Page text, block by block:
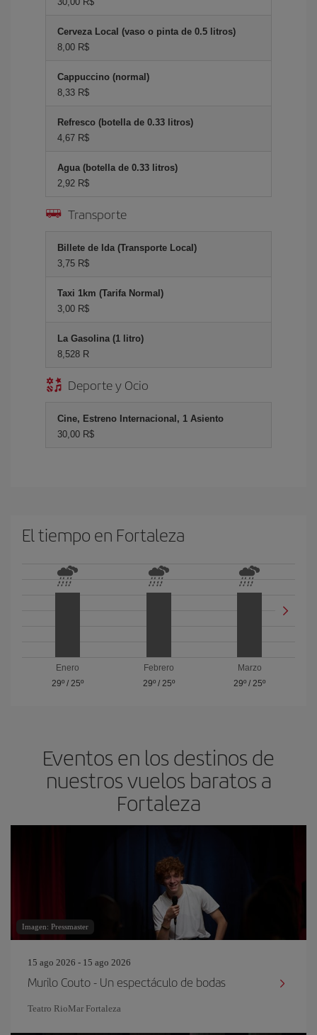
Cerveza Local (vaso o pinta de 0.5 litros)
8,00 R$
Cappuccino (normal)
8,33 R$
Refresco (botella de 0.33 litros)
4,67 R$
Agua (botella de 0.33 litros)
2,92 R$
Transporte
Billete de Ida (Transporte Local)
3,75 R$
Taxi 1km (Tarifa Normal)
3,00 R$
La Gasolina (1 litro)
8,528 R
Deporte y Ocio
Cine, Estreno Internacional, 1 Asiento
30,00 R$
El tiempo en Fortaleza
Enero
29º/ 25º
Febrero
29º/ 25º
Marzo
29º /25º
Eventos en los destinos de
nuestros vuelos baratos a
Fortaleza
Imagen: Pressmaster
15 ago 2026 - 15 ago 2026
Murilo Couto - Un espectáculo de bodas
Teatro RioMar Fortaleza